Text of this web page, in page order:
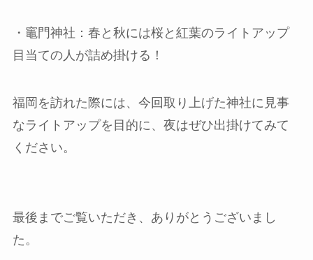
・竈門神社：春と秋には桜と紅葉のライトアップ
目当ての人が詰め掛ける！
福岡を訪れた際には、今回取り上げた神社に見事
なライトアップを目的に、夜はぜひ出掛けてみて
ください。
最後までご覧いただき、ありがとうございまし
た。